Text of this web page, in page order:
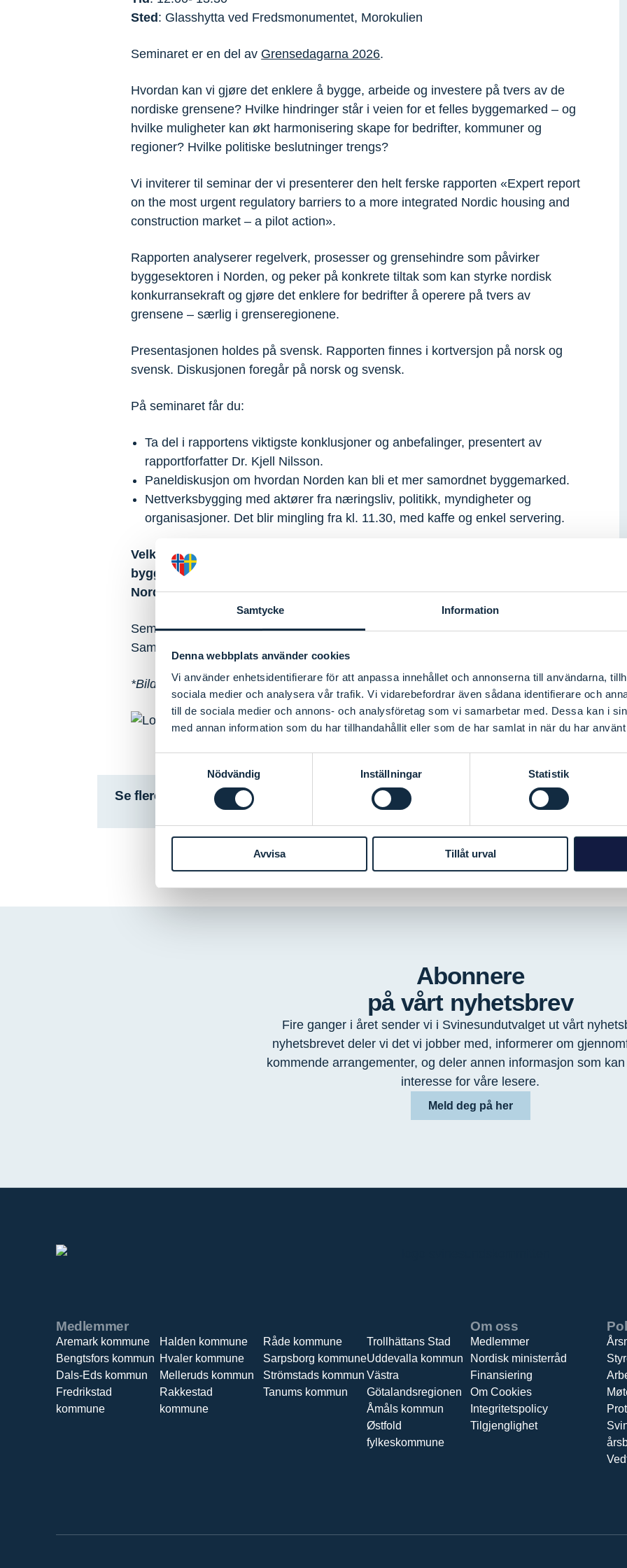
Samtycke Information
Denna webbplats använder cookies
Vi använder enhetsidentifierare för att anpassa innehållet och annonserna till användarna,
sociala medier och analysera vår trafik. Vi vidarebefordrar även sådana identifierare och
till de sociala medier och annons- och analysföretag som vi samarbetar med. Dessa kan i
med annan information som du har tillhandahållit eller som de har samlat in när du har
Nödvändig
Inställningar Statistik
Avvisa Tillåt urval
Sted : Glasshytta ved Fredsmonumentet, Morokulien
Seminaret er en del av Grensedagarna 2026.
Hvordan kan vi gjøre det enklere å bygge, arbeide og investere på tvers av de
nordiske grensene? Hvilke hindringer står i veien for et felles byggemarked – og
hvilke muligheter kan økt harmonisering skape for bedrifter, kommuner og
regioner? Hvilke politiske beslutninger trengs?
Vi inviterer til seminar der vi presenterer den helt ferske rapporten «Expert report
on the most urgent regulatory barriers to a more integrated Nordic housing and
construction market – a pilot action».
Rapporten analyserer regelverk, prosesser og grensehindre som påvirker
byggesektoren i Norden, og peker på konkrete tiltak som kan styrke nordisk
konkurransekraft og gjøre det enklere for bedrifter å operere på tvers av
grensene – særlig i grenseregionene.
Presentasjonen holdes på svensk. Rapporten finnes i kortversjon på norsk og
svensk. Diskusjonen foregår på norsk og svensk.
På seminaret får du:
Ta del i rapportens viktigste konklusjoner og anbefalinger, presentert av
rapportforfatter Dr. Kjell Nilsson.
Paneldiskusjon om hvordan Norden kan bli et mer samordnet byggemarked.
Nettverksbygging med aktører fra næringsliv, politikk, myndigheter og
organisasjoner. Det blir mingling fra kl. 11.30, med kaffe og enkel servering.
Velkommen til en viktig diskusjon om hvordan vi kan styrke den nordiske
byggesektoren og skape bedre forutsetninger for et felles byggemarked i
Norden.
Seminaret arrangeres som en del av Interreg Sverige–Norge-prosjektet SHARE –
Samverkan för Hållbarhet, Attraktivitet, Resiliens och Ekonomisk utveckling.
*Bildet øverst i innlegget er laget med KI.
Se flere arrangementer
Abonnere
på vårt nyhetsbrev
Fire ganger i året sender vi i Svinesundutvalget ut vårt
nyhetsbrevet deler vi det vi jobber med, informerer om
kommende arrangementer, og deler annen informasjon som
interesse for våre lesere.
Meld deg på her
Medlemmer
Aremark kommune
Bengtsfors kommun
Dals-Eds kommun
Fredrikstad
kommune
Halden kommune
Hvaler kommune
Melleruds kommun
Rakkestad
kommune
Råde kommune
Sarpsborg kommune
Strömstads kommun
Tanums kommun
Trollhättans Stad
Uddevalla kommun
Västra
Götalandsregionen
Åmåls kommun
Østfold
fylkeskommune
Om oss
Medlemmer
Nordisk ministerråd
Finansiering
Om Cookies
Integritetspolicy
Tilgjenglighet